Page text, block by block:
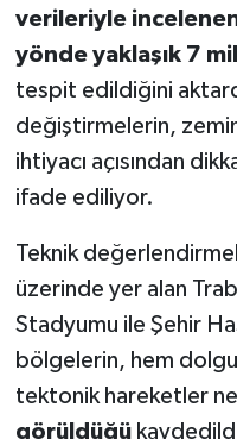
verileriyle
yönde yaklaşık 7
tespit edildiğini
değiştirmelerin,
ihtiyacı açısından
ifade ediliyor.
Teknik
üzerinde yer alan
Stadyumu ile Şehir
bölgelerin, hem
tektonik hareketler
görüldüğü